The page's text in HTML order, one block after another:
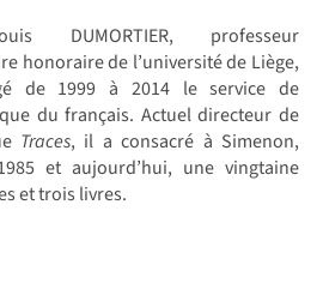
DUMORTIER, professeur
honoraire de l’université de Liège,
de 1999 à 2014 le service de
du français. Actuel directeur de
Traces, il a consacré à Simenon,
et aujourd’hui, une vingtaine
et trois livres.